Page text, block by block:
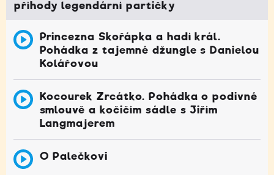
příhody legendární partičky
Princezna Skořápka a hadí král.
Pohádka z tajemné džungle s Danielou
Kolářovou
Kocourek Zrcátko. Pohádka o podivné
smlouvě a kočičím sádle s Jiřím
Langmajerem
O Palečkovi